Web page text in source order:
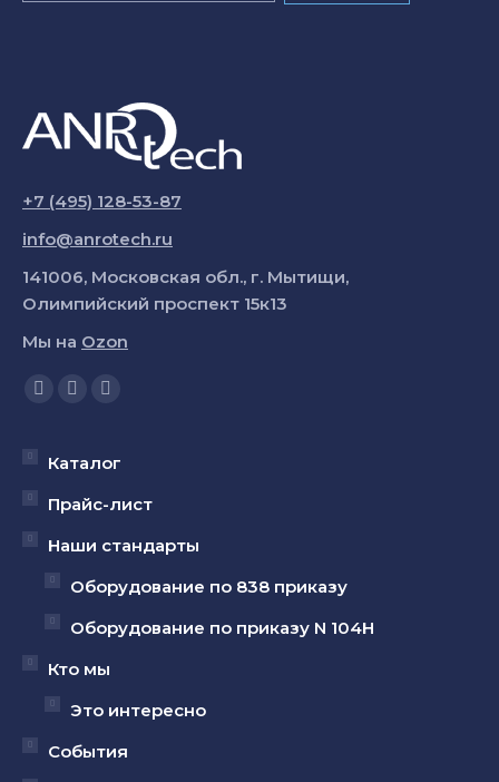
+7 (495) 128-53-87
info@anrotech.ru
141006, Московская обл., г. Мытищи,
Олимпийский проспект 15к13
Мы на Ozon
Ищите нас:
Страница
открывается
новом
окне
Страница
открывается
новом
окне
Страница
открывается
новом
окне
Каталог
Прайс-лист
Наши стандарты
Оборудование по 838 приказу
Оборудование по приказу N 104Н
Кто мы
Это интересно
События